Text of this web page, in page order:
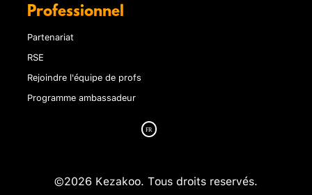
Professionnel
Partenariat
RSE
Rejoindre l'équipe de profs
Programme ambassadeur
©2026 Kezakoo. Tous droits reservés.